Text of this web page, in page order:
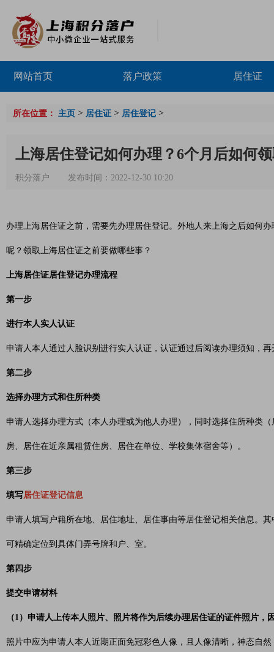
网站首页 落户政策 居住证
所在位置： 主页 > 居住证 > 居住登记 >
上海居住登记如何办理？6个月后如何
积分落户 发布时间：2022-12-30 10:20
办理上海居住证之前，需要先办理居住登记。外地人来上海之后如何
呢？领取上海居住证之前要做哪些事？
上海居住证居住登记办理流程
第一步
进行本人实人认证
申请人本人通过人脸识别进行实人认证，认证通过后阅读办理须知，
第二步
选择办理方式和住所种类
申请人选择办理方式（本人办理或为他人办理），同时选择住所种类
房、居住在近亲属租赁住房、居住在单位、学校集体宿舍等）。
第三步
填写居住证登记信息
申请人填写户籍所在地、居住地址、居住事由等居住登记相关信息。
可精确定位到具体门弄号牌和户、室。
第四步
提交申请材料
（1）申请人上传本人照片、照片将作为后续办理居住证的证件照片，
照片中应为申请人本人近期正面免冠彩色人像，且人像清晰，神态自